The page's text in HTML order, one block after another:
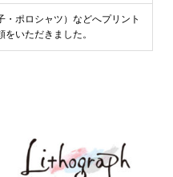
・ポロシャツ）などへプリント
いただきました。